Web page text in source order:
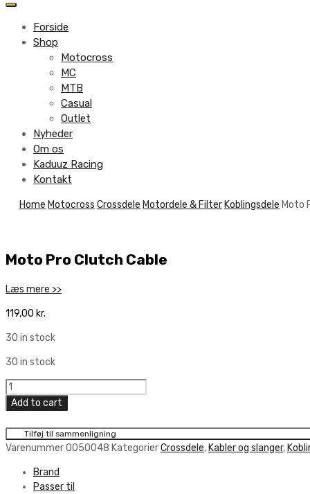
Forside
Shop
Motocross
MC
MTB
Casual
Outlet
Nyheder
Om os
Kaduuz Racing
Kontakt
SkipHome Motocross Crossdele Motordele & Filter Koblingsdele Moto
Moto Pro Clutch Cable
Læs mere >>
119,00 kr.
30 in stock
30 in stock
Moto
Pro
Clutch
Cable
quantity
Add to cart
Tilføj til sammenligning
Varenummer0050048 KategorierCrossdele, Kabler og slanger,
Brand
Passer til